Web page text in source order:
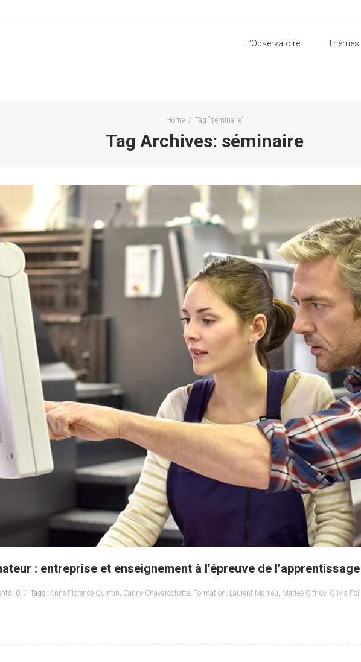
L’Observatoire Thèmes
Home / Tag "séminaire"
Tag Archives: séminaire
: entreprise et enseignement à l’épreuve de l’apprentissage
0 Tags: Anne-Florence Quintin, Carine Chavarochette, Formation, Laurent Mahieu, Matteo Ciffroy, Olivia Foli